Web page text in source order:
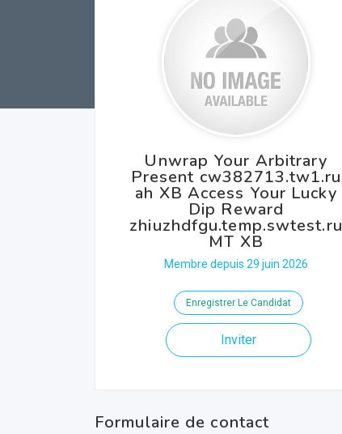
Unwrap Your Arbitrary
Present cw382713.tw1.ru
ah XB Access Your Lucky
Dip Reward
zhiuzhdfgu.temp.swtest.ru
MT XB
Membre depuis 29 juin 2026
Enregistrer Le Candidat
Inviter
Formulaire de contact